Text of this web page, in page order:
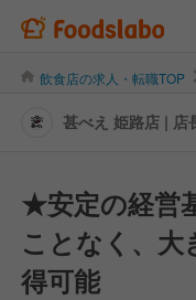
飲食店の求人・転職TOP
甚べえ 姫路店 | 店
★安定の経営
ことなく、大
得可能